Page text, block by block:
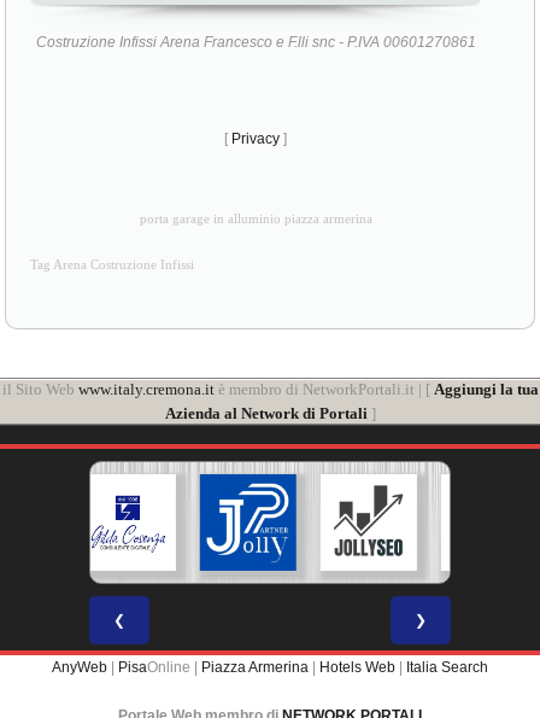
Costruzione Infissi Arena Francesco e F.lli snc - P.IVA 00601270861
[ Privacy ]
porta garage in alluminio piazza armerina
Tag Arena Costruzione Infissi
il Sito Web www.italy.cremona.itè membro di NetworkPortali.it | [ Aggiungi la tua
Azienda al Network di Portali ]
❮ ❯
AnyWeb | PisaOnline | Piazza Armerina | Hotels Web | Italia Search